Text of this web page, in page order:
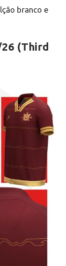
branco e
(Third